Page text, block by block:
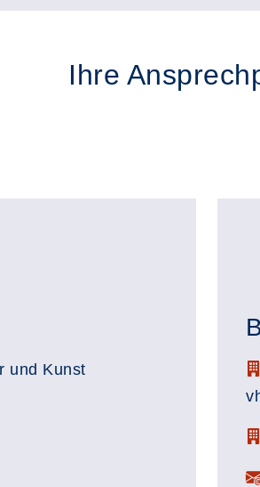
Ihre
und Kunst